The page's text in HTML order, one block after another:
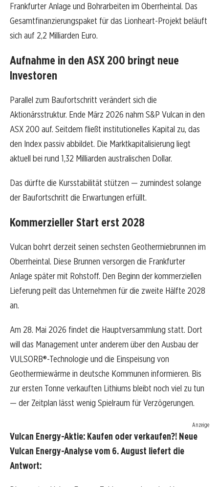
Frankfurter Anlage und Bohrarbeiten im Oberrheintal. Das
Gesamtfinanzierungspaket für das Lionheart-Projekt beläuft
sich auf 2,2 Milliarden Euro.
Aufnahme in den ASX 200 bringt neue
Investoren
Parallel zum Baufortschritt verändert sich die
Aktionärsstruktur. Ende März 2026 nahm S&P Vulcan in den
ASX 200 auf. Seitdem fließt institutionelles Kapital zu, das
den Index passiv abbildet. Die Marktkapitalisierung liegt
aktuell bei rund 1,32 Milliarden australischen Dollar.
Das dürfte die Kursstabilität stützen — zumindest solange
der Baufortschritt die Erwartungen erfüllt.
Kommerzieller Start erst 2028
Vulcan bohrt derzeit seinen sechsten Geothermiebrunnen im
Oberrheintal. Diese Brunnen versorgen die Frankfurter
Anlage später mit Rohstoff. Den Beginn der kommerziellen
Lieferung peilt das Unternehmen für die zweite Hälfte 2028
an.
Am 28. Mai 2026 findet die Hauptversammlung statt. Dort
will das Management unter anderem über den Ausbau der
VULSORB®-Technologie und die Einspeisung von
Geothermiewärme in deutsche Kommunen informieren. Bis
zur ersten Tonne verkauften Lithiums bleibt noch viel zu tun
— der Zeitplan lässt wenig Spielraum für Verzögerungen.
Anzeige
Vulcan Energy-Aktie: Kaufen oder verkaufen?! Neue
Vulcan Energy-Analyse vom 6. August liefert die
Antwort: